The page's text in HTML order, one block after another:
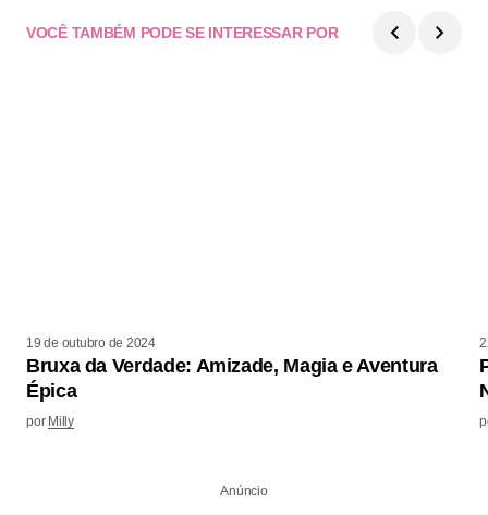
VOCÊ TAMBÉM PODE SE INTERESSAR POR
19 de outubro de 2024
Bruxa da Verdade: Amizade, Magia e Aventura
Épica
por Milly
Anúncio